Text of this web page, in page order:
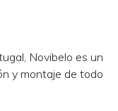
Novibelo es un
y montaje de todo